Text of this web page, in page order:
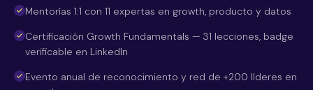
Mentorías 1:1 con 11 expertas en growth, producto y datos
Certificación Growth Fundamentals — 31 lecciones, badge
verificable en LinkedIn
Evento anual de reconocimiento y red de +200 líderes en